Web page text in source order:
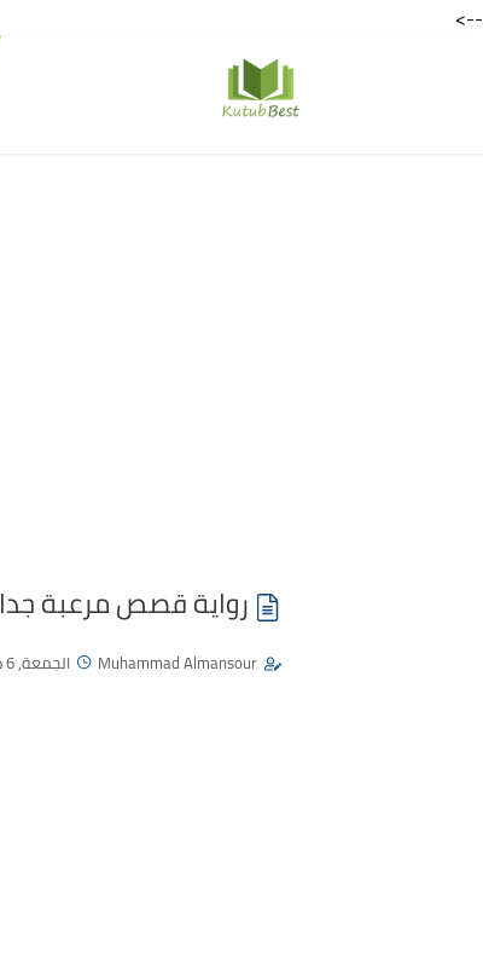
-->
رواية قصص مرعبة جدا
Muhammad Almansour الجمعة, 6 مايو 2022 - 04:27 م